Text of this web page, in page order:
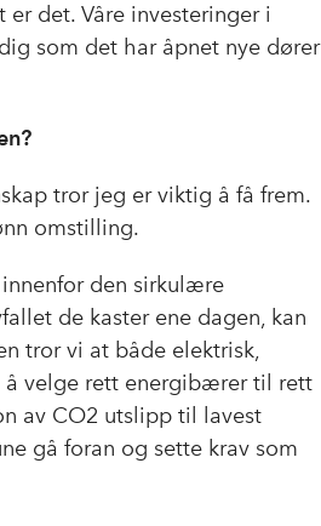
det. Våre investeringer i
som det har åpnet nye dører
tror jeg er viktig å få frem.
omstilling.
den sirkulære
de kaster ene dagen, kan
tror vi at både elektrisk,
å velge rett energibærer til rett
av CO2 utslipp til lavest
gå foran og sette krav som